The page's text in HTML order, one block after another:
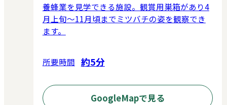
養蜂業を見学できる施設。観賞用巣箱があり4
月上旬～11月頃までミツバチの姿を観察でき
ます。
所要時間 約5分
GoogleMapで見る